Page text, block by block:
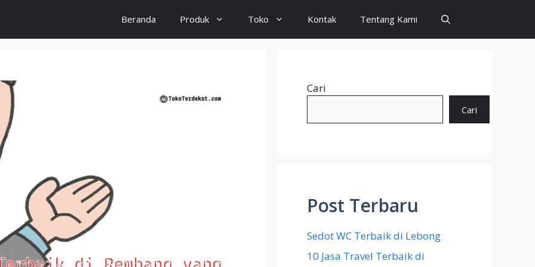
Beranda Produk Toko Kontak Tentang Kami
Cari
Cari
Post Terbaru
Sedot WC Terbaik di Lebong
10 Jasa Travel Terbaik di